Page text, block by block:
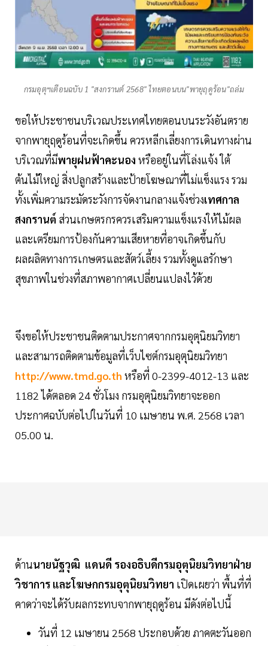
กรมอุตุฯเตือนฉบับ 1 "สงกรานต์ 2568" ไทยตอนบน"พายุฤดูร้อน"ถล่ม
ขอให้ประชาชนบริเวณประเทศไทยตอนบนระวังอันตราย
จากพายุฤดูร้อนที่จะเกิดขึ้น ควรหลีกเลี่ยงการเดินทางผ่าน
บริเวณที่มีพายุฝนฟ้าคะนอง หรืออยู่ในที่โล่งแจ้ง ใต้
ต้นไม้ใหญ่ สิ่งปลูกสร้างและป้ายโฆษณาที่ไม่แข็งแรง รวม
ทั้งเพิ่มความระมัดระวังการจัดงานกลางแจ้งช่วงเทศกาล
สงกรานต์ ส่วนเกษตรกรควรเสริมความแข็งแรงให้ไม้ผล
และเตรียมการป้องกันความเสียหายที่อาจเกิดขึ้นกับ
ผลผลิตทางการเกษตรและสัตว์เลี้ยง รวมทั้งดูแลรักษา
สุขภาพในช่วงที่สภาพอากาศเปลี่ยนแปลงไว้ด้วย
จึงขอให้ประชาชนติดตามประกาศจากกรมอุตุนิยมวิทยา
และสามารถติดตามข้อมูลที่เว็บไซต์กรมอุตุนิยมวิทยา
http://www.tmd.go.th หรือที่ 0-2399-4012-13 และ
1182 ได้ตลอด 24 ชั่วโมง กรมอุตุนิยมวิทยาจะออก
ประกาศฉบับต่อไปในวันที่ 10 เมษายน พ.ศ. 2568 เวลา
05.00 น.
ด้านนายนัฐวุฒิ แดนดี รองอธิบดีกรมอุตุนิยมวิทยาฝ่าย
วิชาการ และโฆษกกรมอุตุนิยมวิทยา เปิดเผยว่า พื้นที่ที่
คาดว่าจะได้รับผลกระทบจากพายุฤดูร้อน มีดังต่อไปนี้
วันที่ 12 เมษายน 2568 ประกอบด้วย ภาคตะวันออก